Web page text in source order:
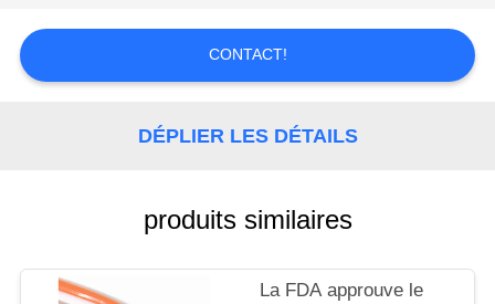
CITATION
POLITIQUE
CONTACT!
DÉPLIER LES DÉTAILS
produits similaires
La FDA approuve le